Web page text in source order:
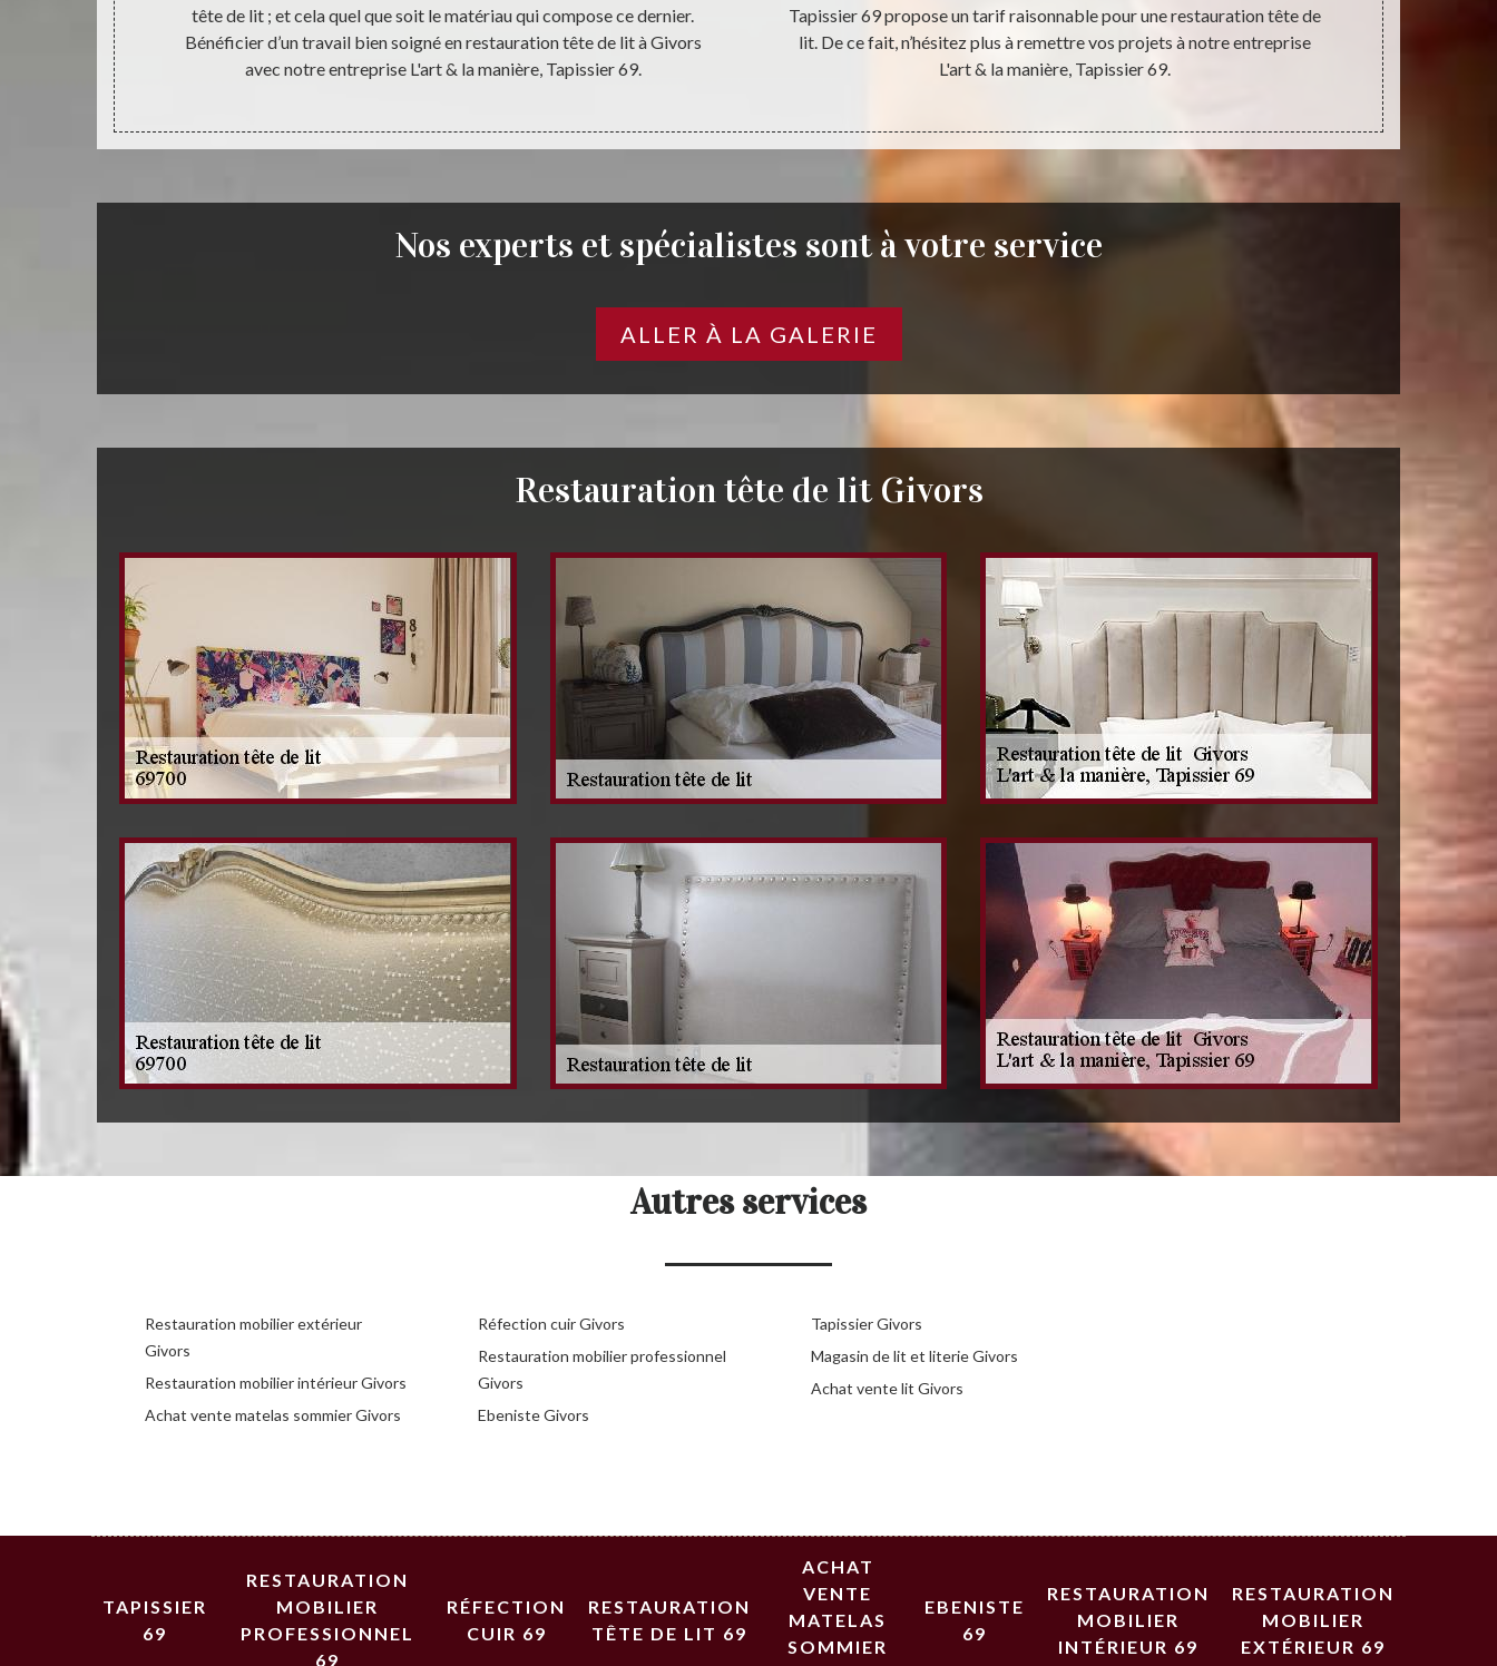
tête de lit ; et cela quel que soit le matériau qui compose ce dernier.
Bénéficier d’un travail bien soigné en restauration tête de lit à Givors
avec notre entreprise L'art & la manière, Tapissier 69.
Tapissier 69 propose un tarif raisonnable pour une restauration tête de
lit. De ce fait, n’hésitez plus à remettre vos projets à notre entreprise
L'art & la manière, Tapissier 69.
Nos experts et spécialistes sont à votre service
ALLER À LA GALERIE
Restauration tête de lit Givors
Autres services
Restauration mobilier extérieur
Givors
Restauration mobilier intérieur Givors
Achat vente matelas sommier Givors
Réfection cuir Givors
Restauration mobilier professionnel
Givors
Ebeniste Givors
Tapissier Givors
Magasin de lit et literie Givors
Achat vente lit Givors
TAPISSIER
69
RESTAURATION
MOBILIER
PROFESSIONNEL
69
RÉFECTION
CUIR 69
RESTAURATION
TÊTE DE LIT 69
ACHAT
VENTE
MATELAS
SOMMIER
EBENISTE
69
RESTAURATION
MOBILIER
INTÉRIEUR 69
RESTAURATION
MOBILIER
EXTÉRIEUR 69